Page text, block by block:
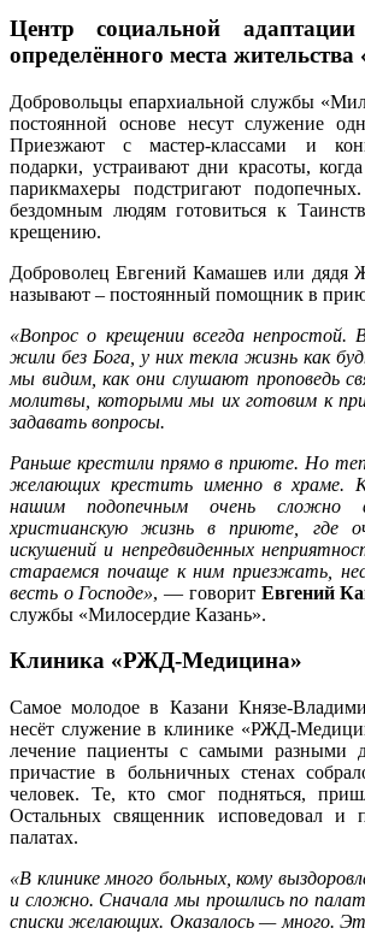
Центр социальной
определённого места
Добровольцы епархиальной службы
постоянной основе несут служение
Приезжают с мастер-классами и
подарки, устраивают дни красоты,
парикмахеры подстригают
бездомным людям готовиться к
крещению.
Доброволец Евгений Камашев или дядя
называют – постоянный помощник в
«Вопрос о крещении всегда непростой.
жили без Бога, у них текла жизнь как
мы видим, как они слушают проповедь
молитвы, которыми мы их готовим к
задавать вопросы.
Раньше крестили прямо в приюте. Но
желающих крестить именно в храме.
нашим подопечным очень сложно
христианскую жизнь в приюте, где
искушений и непредвиденных
стараемся почаще к ним приезжать,
весть о Господе», — говорит Евгений
службы «Милосердие Казань».
Клиника «РЖД-Медицина»
Самое молодое в Казани Князе-
несёт служение в клинике «РЖД-
лечение пациенты с самыми разными
причастие в больничных стенах
человек. Те, кто смог подняться,
Остальных священник исповедовал и
палатах.
«В клинике много больных, кому
и сложно. Сначала мы прошлись по
списки желающих. Оказалось — много.